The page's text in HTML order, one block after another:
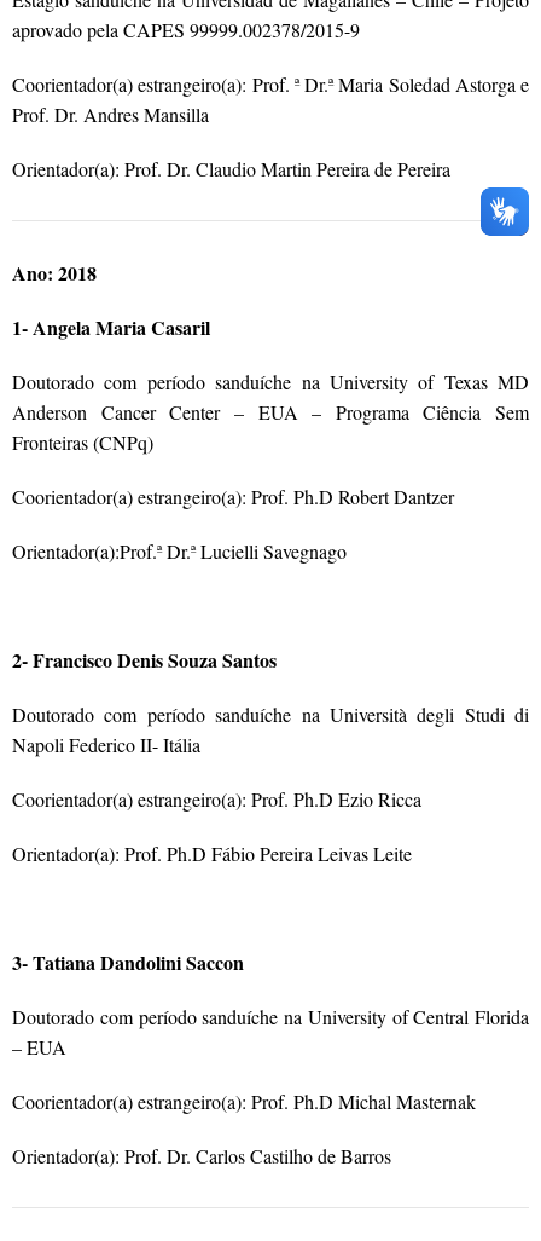
aprovado pela CAPES 99999.002378/2015-9
Coorientador(a) estrangeiro(a): Prof. ª Dr.ª Maria Soledad Astorga e
Prof. Dr. Andres Mansilla
Orientador(a): Prof. Dr. Claudio Martin Pereira de Pereira
Ano: 2018
1- Angela Maria Casaril
Doutorado com período sanduíche na University of Texas MD
Anderson Cancer Center – EUA – Programa Ciência Sem
Fronteiras (CNPq)
Coorientador(a) estrangeiro(a): Prof. Ph.D Robert Dantzer
Orientador(a):Prof.ª Dr.ª Lucielli Savegnago
2- Francisco Denis Souza Santos
Doutorado com período sanduíche na Università degli Studi di
Napoli Federico II- Itália
Coorientador(a) estrangeiro(a): Prof. Ph.D Ezio Ricca
Orientador(a): Prof. Ph.D Fábio Pereira Leivas Leite
3- Tatiana Dandolini Saccon
Doutorado com período sanduíche na University of Central Florida
– EUA
Coorientador(a) estrangeiro(a): Prof. Ph.D Michal Masternak
Orientador(a): Prof. Dr. Carlos Castilho de Barros